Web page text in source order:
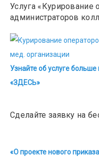
Услуга «Курирование
администраторов
Узнайте об услуге больше
«ЗДЕСЬ»
Сделайте заявку на
«О проекте нового